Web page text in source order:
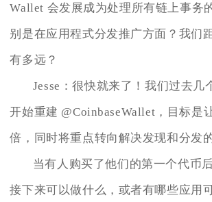
Wallet 会发展成为处理所有链上事务
别是在应用程式分发推广方面？我们
有多远？
Jesse：很快就来了！我们过去几
开始重建 @CoinbaseWallet，目标是
倍，同时将重点转向解决发现和分发
当有人购买了他们的第一个代币
接下来可以做什么，或者有哪些应用